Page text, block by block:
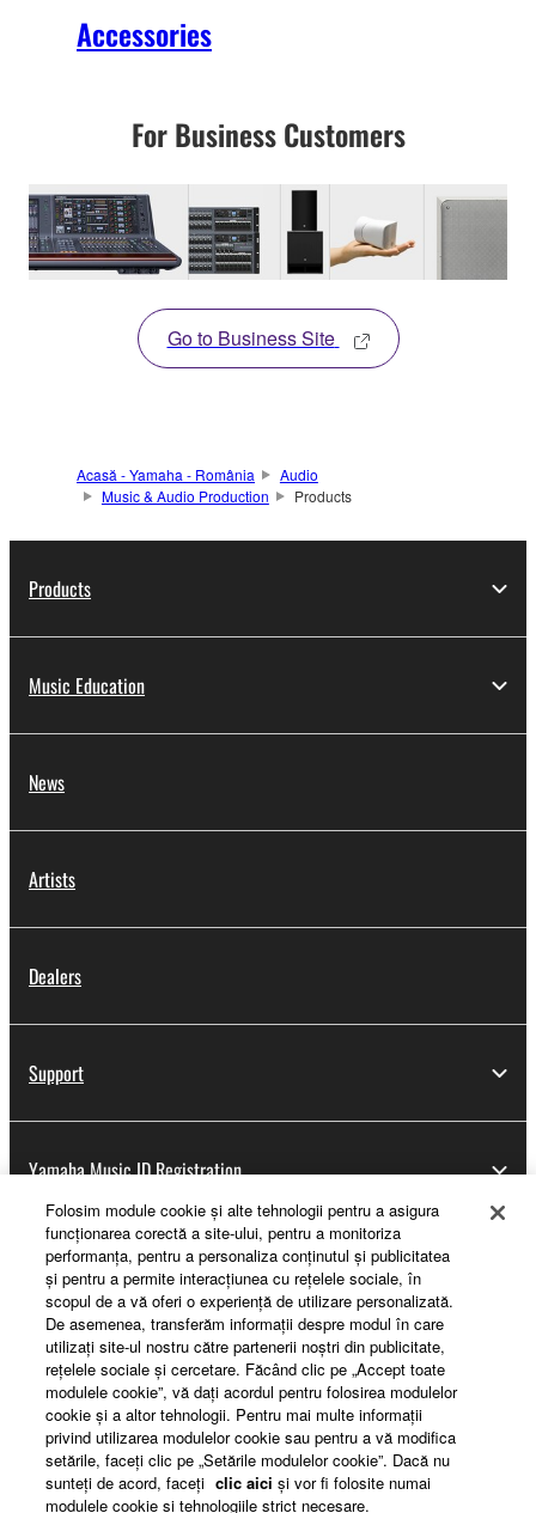
Accessories
For Business Customers
Go to Business Site
Acasă - Yamaha - România
Audio
Music & Audio Production
Products
Products
Music Education
News
Artists
Dealers
Support
Yamaha Music ID Registration
About Yamaha
România - English
Business
Folosim module cookie şi alte tehnologii pentru a asigura
funcţionarea corectă a site-ului, pentru a monitoriza
performanţa, pentru a personaliza conţinutul şi publicitatea
şi pentru a permite interacţiunea cu reţelele sociale, în
scopul de a vă oferi o experienţă de utilizare personalizată.
De asemenea, transferăm informaţii despre modul în care
utilizaţi site-ul nostru către partenerii noştri din publicitate,
reţelele sociale şi cercetare. Făcând clic pe „Accept toate
modulele cookie”, vă daţi acordul pentru folosirea modulelor
cookie şi a altor tehnologii. Pentru mai multe informaţii
privind utilizarea modulelor cookie sau pentru a vă modifica
setările, faceţi clic pe „Setările modulelor cookie”. Dacă nu
sunteţi de acord, faceţi clic aici şi vor fi folosite numai
modulele cookie şi tehnologiile strict necesare.